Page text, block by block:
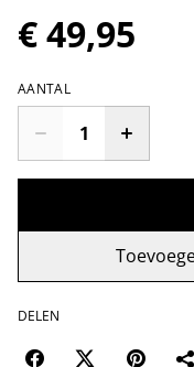
€ 49,95
AANTAL
DELEN